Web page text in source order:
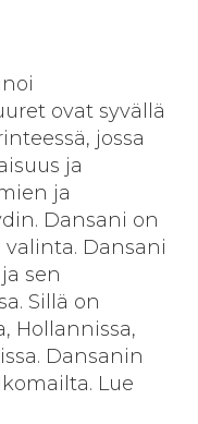
ovat syvällä
jossa
ja
ja
Dansani on
Dansani
sen
Sillä on
Hollannissa,
Dansanin
Lue